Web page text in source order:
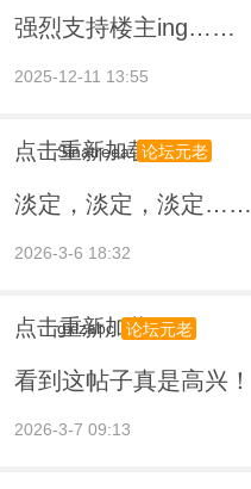
强烈支持楼主ing……
2025-12-11 13:55
点击重新加载
Sinatreea 论坛元老
淡定，淡定，淡定……
2026-3-6 18:32
点击重新加载
gxlzabc 论坛元老
看到这帖子真是高兴！
2026-3-7 09:13